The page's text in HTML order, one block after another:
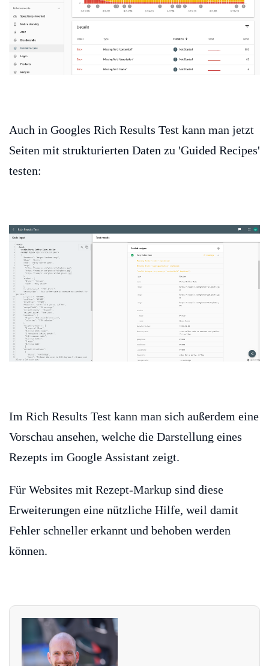
Auch in Googles Rich Results Test kann man jetzt
Seiten mit strukturierten Daten zu 'Guided Recipes'
testen:
Im Rich Results Test kann man sich außerdem eine
Vorschau ansehen, welche die Darstellung eines
Rezepts im Google Assistant zeigt.
Für Websites mit Rezept-Markup sind diese
Erweiterungen eine nützliche Hilfe, weil damit
Fehler schneller erkannt und behoben werden
können.